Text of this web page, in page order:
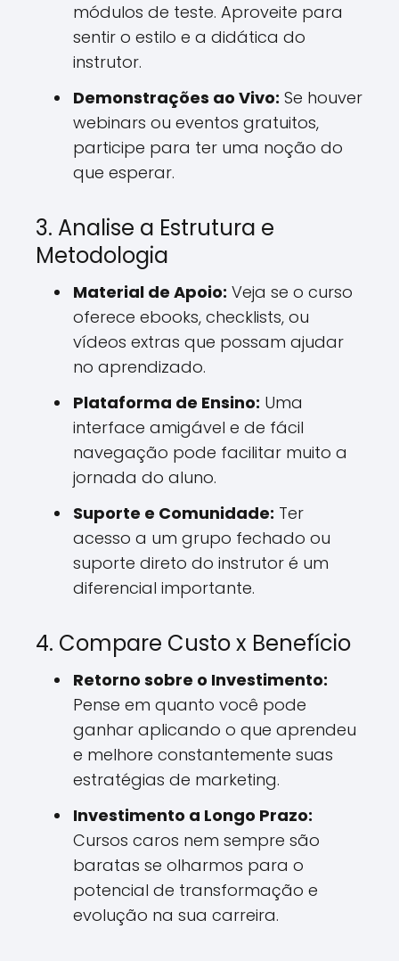
módulos de teste. Aproveite para
sentir o estilo e a didática do
instrutor.
Demonstrações ao Vivo: Se houver
webinars ou eventos gratuitos,
participe para ter uma noção do
que esperar.
3. Analise a Estrutura e
Metodologia
Material de Apoio: Veja se o curso
oferece ebooks, checklists, ou
vídeos extras que possam ajudar
no aprendizado.
Plataforma de Ensino: Uma
interface amigável e de fácil
navegação pode facilitar muito a
jornada do aluno.
Suporte e Comunidade: Ter
acesso a um grupo fechado ou
suporte direto do instrutor é um
diferencial importante.
4. Compare Custo x Benefício
Retorno sobre o Investimento:
Pense em quanto você pode
ganhar aplicando o que aprendeu
e melhore constantemente suas
estratégias de marketing.
Investimento a Longo Prazo:
Cursos caros nem sempre são
baratas se olharmos para o
potencial de transformação e
evolução na sua carreira.